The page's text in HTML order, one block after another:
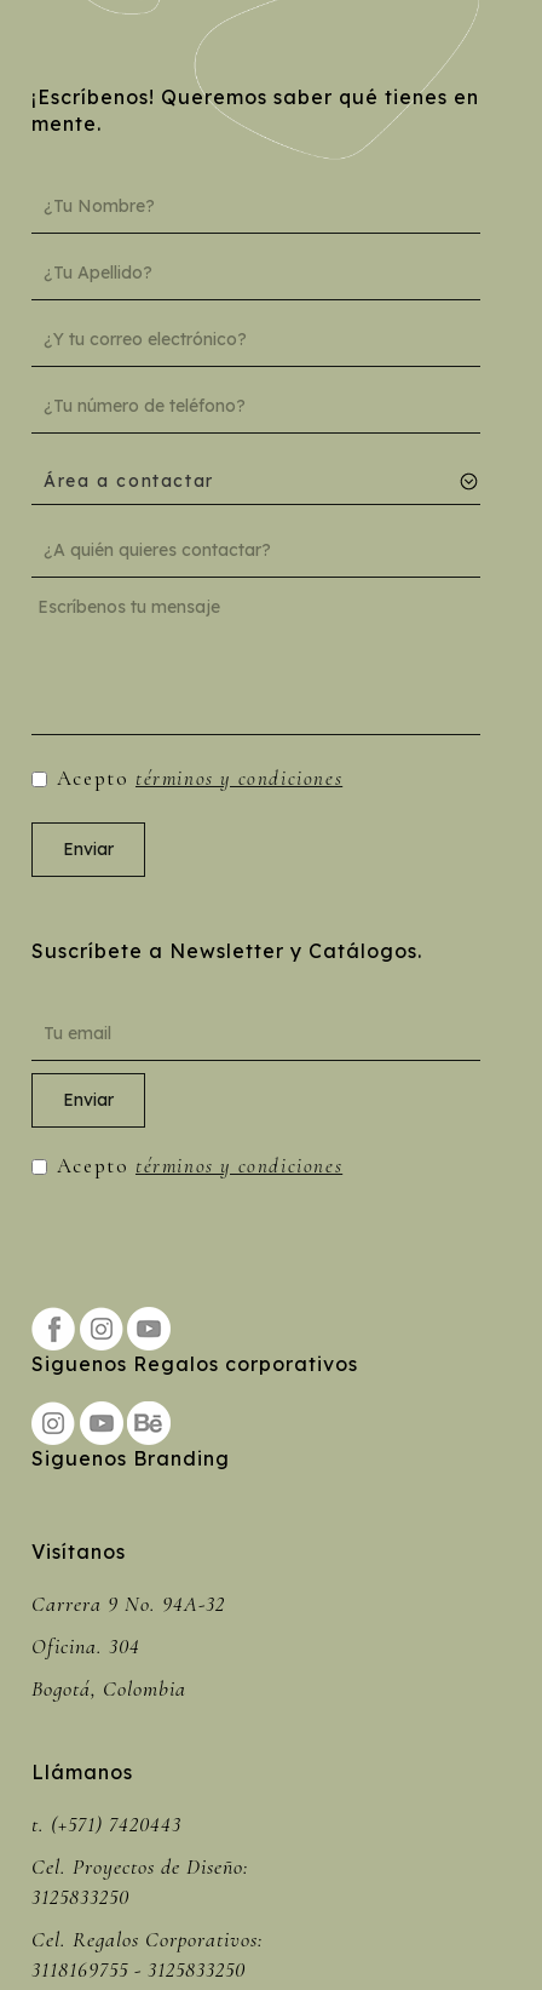
¡Escríbenos! Queremos saber qué tienes en
mente.
Área a contactar
Acepto términos y condiciones
Suscríbete a Newsletter y Catálogos.
Acepto términos y condiciones
Siguenos Regalos corporativos
Siguenos Branding
Visítanos
Carrera 9 No. 94A-32
Oficina. 304
Bogotá, Colombia
Llámanos
t. (+571) 7420443
Cel. Proyectos de Diseño:
3125833250
Cel. Regalos Corporativos:
3118169755 - 3125833250